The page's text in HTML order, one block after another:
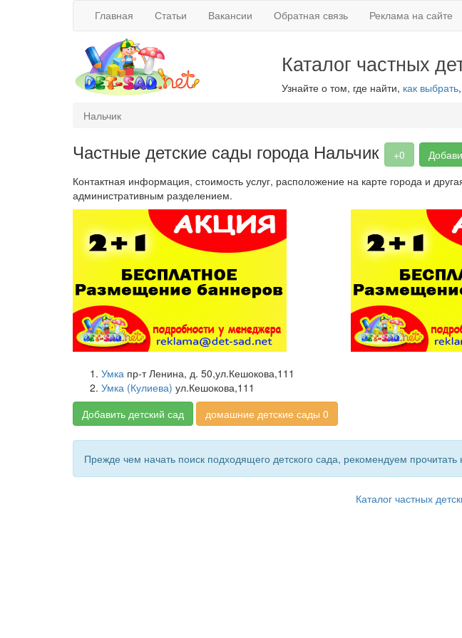
Главная Статьи Вакансии Обратная связь Реклама на сайте
Каталог частных
Узнайте о том, где найти, как выбрать,
Нальчик
Частные детские сады города Нальчик +0
Контактная информация, стоимость услуг, расположение на карте города и
административным разделением.
Умка пр-т Ленина, д. 50,ул.Кешокова,111
Умка (Кулиева) ул.Кешокова,111
Добавить детский сад
домашние детские сады 0
Прежде чем начать поиск подходящего детского сада, рекомендуем прочитать
Каталог частных